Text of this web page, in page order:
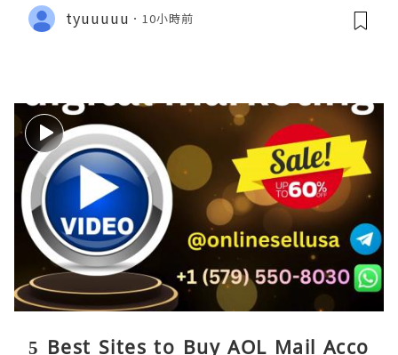
tyuuuuu 10小時前
5 Best Sites to Buy AOL Mail Acco